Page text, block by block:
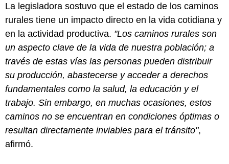
La legisladora sostuvo que el estado de los caminos
rurales tiene un impacto directo en la vida cotidiana y
en la actividad productiva. "Los caminos rurales son
un aspecto clave de la vida de nuestra población; a
través de estas vías las personas pueden distribuir
su producción, abastecerse y acceder a derechos
fundamentales como la salud, la educación y el
trabajo. Sin embargo, en muchas ocasiones, estos
caminos no se encuentran en condiciones óptimas o
resultan directamente inviables para el tránsito",
afirmó.